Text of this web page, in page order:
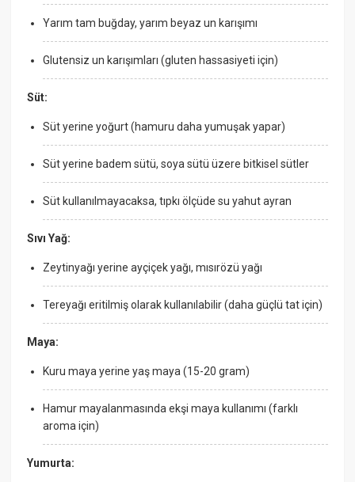
Yarım tam buğday, yarım beyaz un karışımı
Glutensiz un karışımları (gluten hassasiyeti için)
Süt:
Süt yerine yoğurt (hamuru daha yumuşak yapar)
Süt yerine badem sütü, soya sütü üzere bitkisel sütler
Süt kullanılmayacaksa, tıpkı ölçüde su yahut ayran
Sıvı Yağ:
Zeytinyağı yerine ayçiçek yağı, mısırözü yağı
Tereyağı eritilmiş olarak kullanılabilir (daha güçlü tat için)
Maya:
Kuru maya yerine yaş maya (15-20 gram)
Hamur mayalanmasında ekşi maya kullanımı (farklı
aroma için)
Yumurta: